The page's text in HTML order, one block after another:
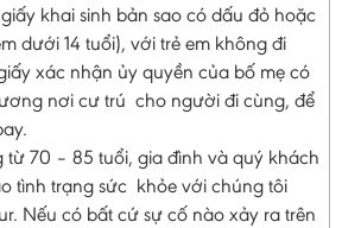
khai sinh bản sao có dấu đỏ hoặc
dưới 14 tuổi), với trẻ em không đi
xác nhận ủy quyền của bố mẹ có
nơi cư trú cho người đi cùng, để
70 – 85 tuổi, gia đình và quý khách
tình trạng sức khỏe với chúng tôi
Nếu có bất cứ sự cố nào xảy ra trên